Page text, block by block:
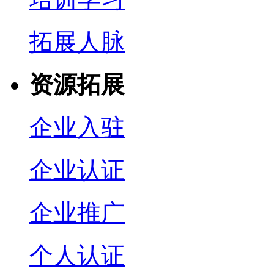
拓展人脉
资源拓展
企业入驻
企业认证
企业推广
个人认证